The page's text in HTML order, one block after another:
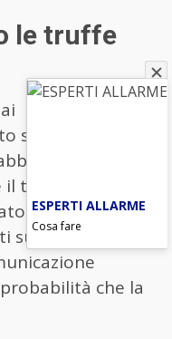
le truffe
semplice.
il
titolare del
bancario.
sullo scontrino,
che la
ESPERTI ALLARME
Cosa fare